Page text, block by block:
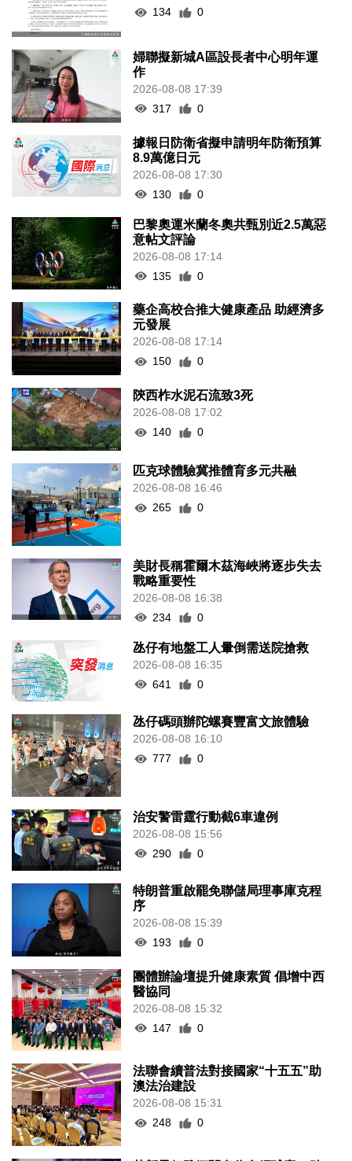
134
0
婦聯擬新城A區設長者中心明年運
作
2026-08-08 17:39
317
0
據報日防衛省擬申請明年防衛預算
8.9萬億日元
2026-08-08 17:30
130
0
巴黎奧運米蘭冬奧共甄別近2.5萬惡
意帖文評論
2026-08-08 17:14
135
0
藥企高校合推大健康產品 助經濟多
元發展
2026-08-08 17:14
150
0
陝西柞水泥石流致3死
2026-08-08 17:02
140
0
匹克球體驗冀推體育多元共融
2026-08-08 16:46
265
0
美財長稱霍爾木茲海峽將逐步失去
戰略重要性
2026-08-08 16:38
234
0
氹仔有地盤工人暈倒需送院搶救
2026-08-08 16:35
641
0
氹仔碼頭辦陀螺賽豐富文旅體驗
2026-08-08 16:10
777
0
治安警雷霆行動截6車違例
2026-08-08 15:56
290
0
特朗普重啟罷免聯儲局理事庫克程
序
2026-08-08 15:39
193
0
團體辦論壇提升健康素質 倡增中西
醫協同
2026-08-08 15:32
147
0
法聯會續普法對接國家“十五五”助
澳法治建設
2026-08-08 15:31
248
0